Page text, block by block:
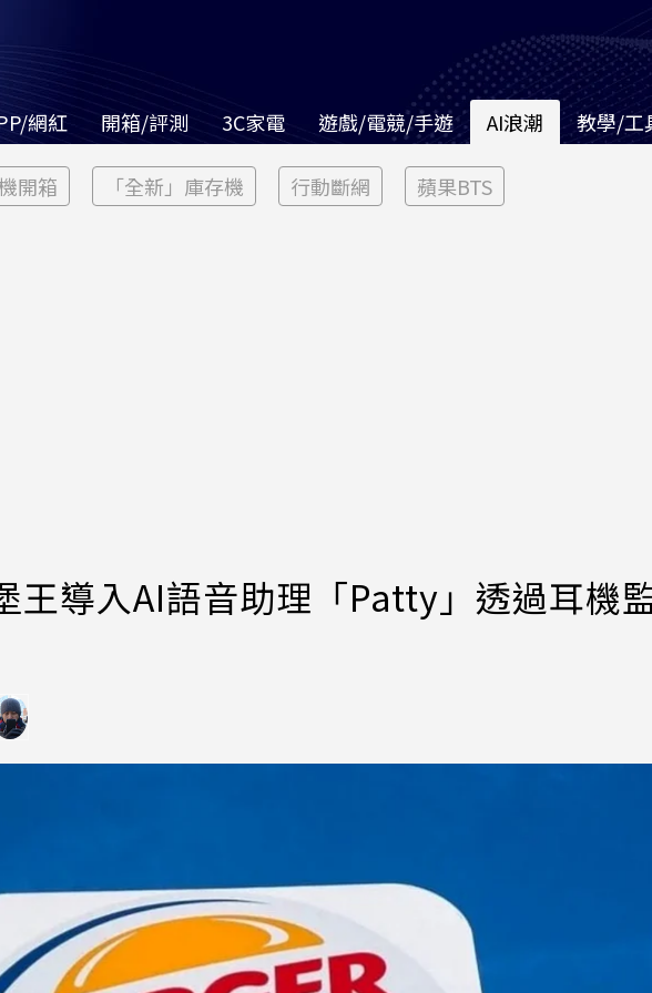
網紅 開箱/評測 3C家電 遊戲/電競/手遊 AI浪潮 教學/工
開箱 「全新」庫存機 行動斷網 蘋果BTS
王導入AI語音助理「Patty」透過耳機